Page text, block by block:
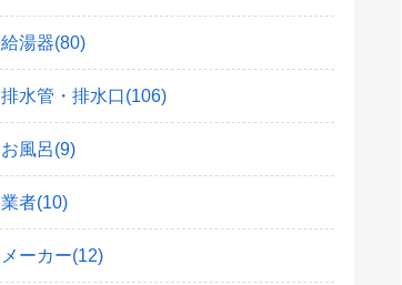
給湯器(80)
排水管・排水口(106)
お風呂(9)
業者(10)
メーカー(12)